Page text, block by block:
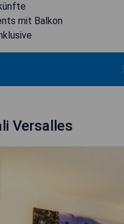
mit Balkon
Versalles